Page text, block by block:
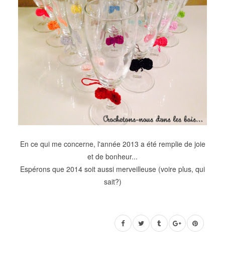
En ce qui me concerne, l'année 2013 a été remplie de joie
et de bonheur...
Espérons que 2014 soit aussi merveilleuse (voire plus, qui
sait?)